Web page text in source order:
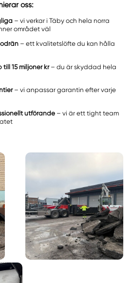
oss:
– vi verkar i Täby och hela norra
området väl
– ett kvalitetslöfte du kan hålla
15 miljoner kr– du är skyddad hela
– vi anpassar garantin efter varje
utförande – vi är ett tight team